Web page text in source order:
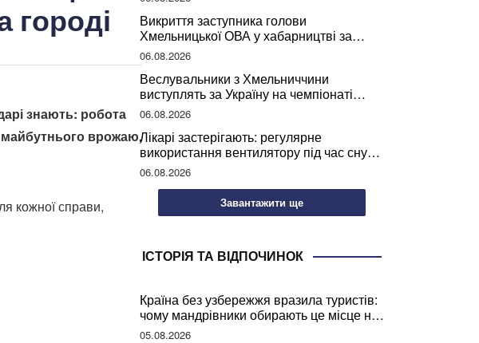
городі
знають: робота
майбутнього врожаю,
кожної справи,
Викриття заступника голови
Хмельницької ОВА у хабарництві за
підписання контрактів на ремонт доріг
06.08.2026
Веслувальники з Хмельниччини
виступлять за Україну на чемпіонаті
світу
06.08.2026
Лікарі застерігають: регулярне
використання вентилятору під час сну
може негативно вплинути на ваше
здоров’я
06.08.2026
Завантажити ще
ІСТОРІЯ ТА ВІДПОЧИНОК
Країна без узбережжя вразила туристів:
чому мандрівники обирають це місце на
відпочинок
05.08.2026